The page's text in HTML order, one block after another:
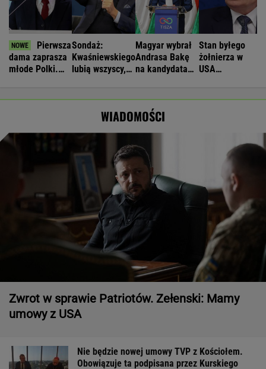
Pierwsza
dama zaprasza
młode Polki.
Sondaż:
Kwaśniewskiego
lubią wszyscy,
Magyar wybrał
Andrasa Bakę
na kandydata
Stan byłego
żołnierza w
USA
WIADOMOŚCI
Zwrot w sprawie Patriotów. Zełenski: Mamy
umowy z USA
Nie będzie nowej umowy TVP z Kościołem.
Obowiązuje ta podpisana przez Kurskiego